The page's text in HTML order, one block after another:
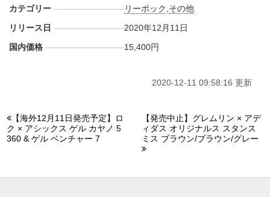
カテゴリー リーボック その他
リリース日
2020年12月11日
国内価格
15,400円
2020-12-11 09:58:16 更新
【海外12月11日発売予定】ロ
ク × アシックス ゲル カヤノ 5
360 & ゲル ベンチャー 7
【発売中止】グレムリン × アデ
ィダス オリジナルス スタンス
ミス ブラウン/ブラウン/グレー